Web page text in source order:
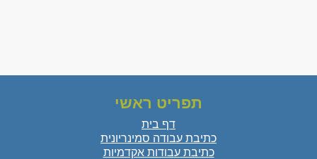
תפריט ראשי
דף בית
כתיבת עבודה סמינריונית
כתיבת עבודות אקדמיות